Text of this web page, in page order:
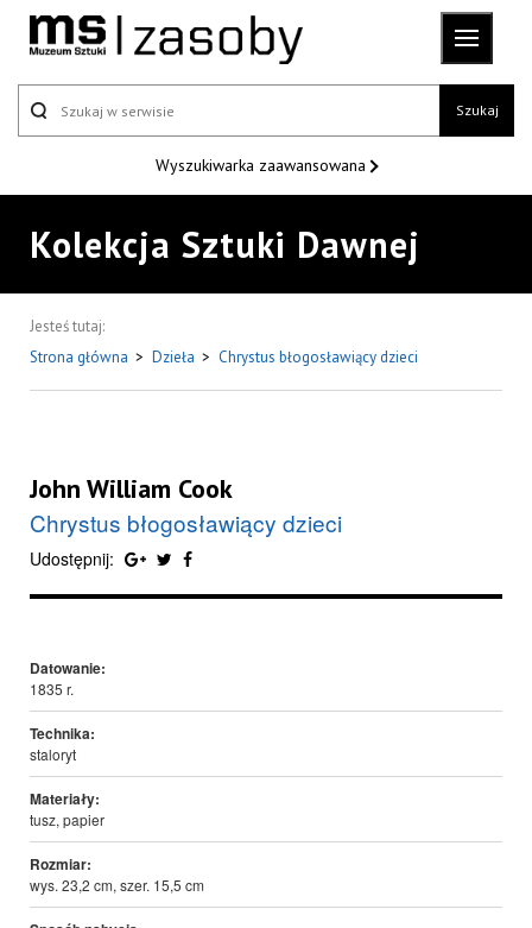
Szukaj
Wyszukiwarka zaawansowana
Kolekcja Sztuki Dawnej
Jesteś tutaj:
Strona główna > Dzieła > Chrystus błogosławiący dzieci
John William Cook
Chrystus błogosławiący dzieci
Udostępnij:
Datowanie:
1835 r.
Technika:
staloryt
Materiały:
tusz, papier
Rozmiar:
wys. 23,2 cm, szer. 15,5 cm